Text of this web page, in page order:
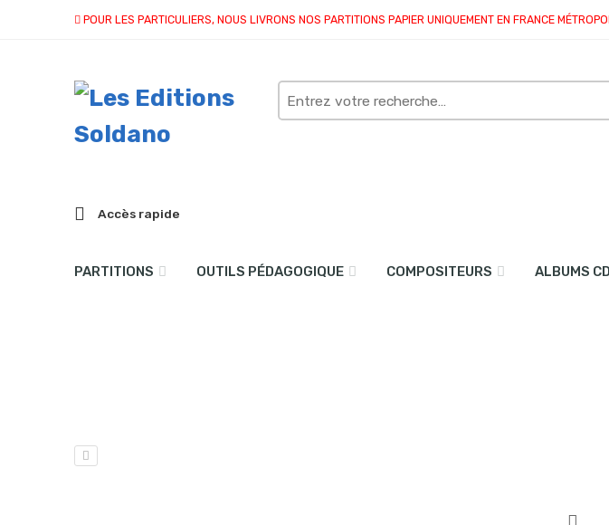
POUR LES PARTICULIERS, NOUS LIVRONS NOS PARTITIONS PAPIER UNIQUEMENT EN FRANCE
Search
here
Accès rapide
PARTITIONS OUTILS PÉDAGOGIQUE COMPOSITEURS ALBUMS CD